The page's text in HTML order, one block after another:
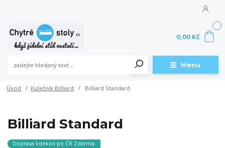
Menu
0,00 Kč
Úvod Kulečník Billiard Billiard Standard
Billiard Standard
Doprava kdekoli po ČR Zdarma.